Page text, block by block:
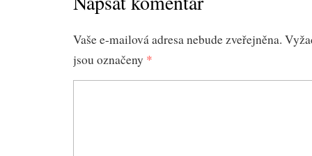
Vaše e-mailová adresa nebude zveřejněna.
jsou označeny *